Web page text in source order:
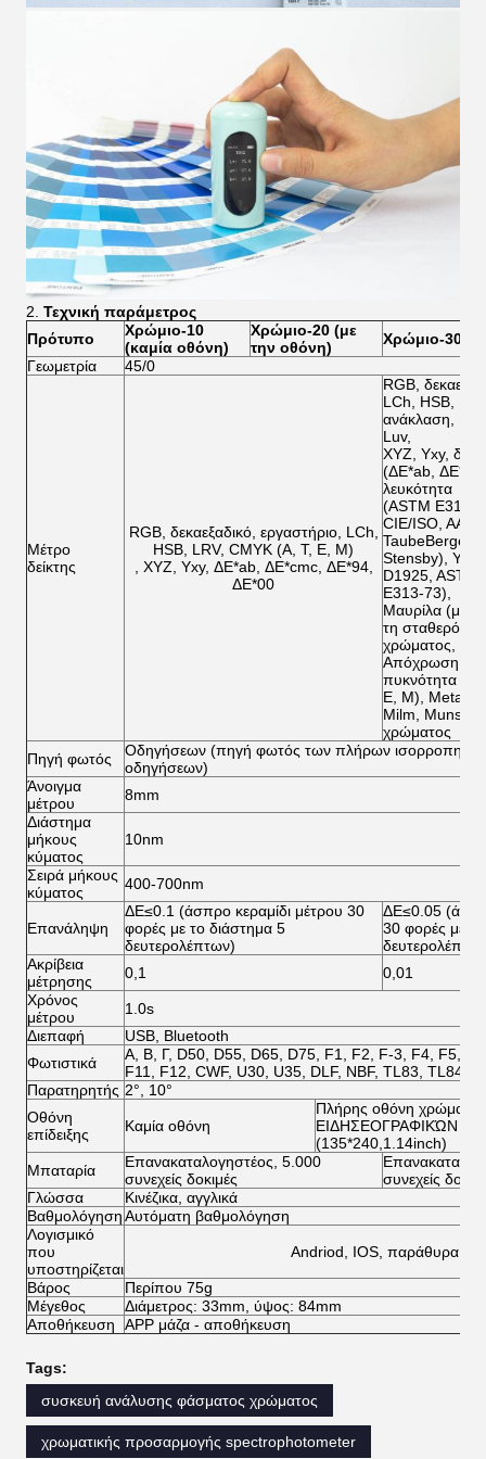
2. Τεχνική παράμετρος
Πρότυπο
Χρώμιο-10
(καμία οθόνη)
Χρώμιο-20 (με
την οθόνη)
Χρώμιο-30
Γεωμετρία
45/0
Μέτρο
δείκτης
RGB, δεκαεξαδικό, εργαστήριο, LCh,
HSB, LRV, CMYK (Α, Τ, Ε, Μ)
, XYZ, Yxy, ΔE*ab, ΔE*cmc, ΔE*94,
ΔE*00
RGB,
LCh, HSB,
ανάκλαση,
Luv,
XYZ, Yxy,
(ΔE*ab,
λευκότητα
(ASTM E313-
CIE/ISO,
TaubeBerger;
Stensby),
D1925, ASTM
E313-73),
Μαυρίλα (μου,
τη
χρώματος,
Απόχρωση
πυκνότητα
Ε, Μ),
Milm, Munsell,
χρώματος
Πηγή φωτός
Οδηγήσεων (πηγή φωτός των πλήρων
οδηγήσεων)
Άνοιγμα
μέτρου
8mm
Διάστημα
μήκους
κύματος
10nm
Σειρά μήκους
κύματος
400-700nm
Επανάληψη
ΔE≤0.1 (άσπρο κεραμίδι μέτρου 30
φορές με το διάστημα 5
δευτερολέπτων)
ΔE≤0.05
30 φορές με
Ακρίβεια
μέτρησης
0,1
0,01
Χρόνος
μέτρου
1.0s
Διεπαφή
USB, Bluetooth
Φωτιστικά
Α, Β, Γ, D50, D55, D65, D75, F1, F2, F-3, F4, F5,
F11, F12, CWF, U30, U35, DLF, NBF, TL83, TL84
Παρατηρητής 2°, 10°
Οθόνη
επίδειξης
Καμία οθόνη
Πλήρης οθόνη
ΕΙΔΗΣΕΟΓΡΑΦΙΚΏΝ
(135*240,1.14inch)
Μπαταρία
Επανακαταλογηστέος, 5.000
συνεχείς δοκιμές
συνεχείς
Γλώσσα
Κινέζικα, αγγλικά
ΒαθμολόγησηΑυτόματη βαθμολόγηση
Λογισμικό
που
υποστηρίζεται
Andriod, IOS, παράθυρα
Βάρος
Περίπου 75g
Μέγεθος
Διάμετρος: 33mm, ύψος: 84mm
Αποθήκευση
APP μάζα - αποθήκευση
Tags:
συσκευή ανάλυσης φάσματος χρώματος
χρωματικής προσαρμογής spectrophotometer